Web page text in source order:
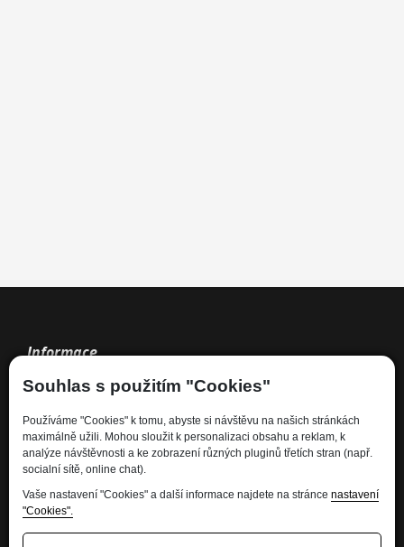
Souhlas s použitím "Cookies"
Používáme "Cookies" k tomu, abyste si návštěvu na našich stránkách
maximálně užili. Mohou sloužit k personalizaci obsahu a reklam, k
analýze návštěvnosti a ke zobrazení různých pluginů třetích stran (např.
socialní sítě, online chat).
Vaše nastavení "Cookies" a další informace najdete na stránce nastavení
"Cookies".
Informace
Financování
Kariéra
Informace pro spotřebitele
Ochrana osobních údajů - GDPR